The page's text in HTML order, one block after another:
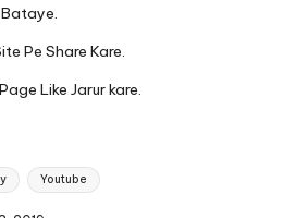
Bataye.
Pe Share Kare.
Like Jarur kare.
Youtube